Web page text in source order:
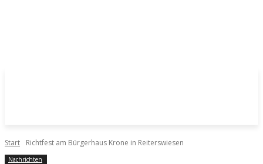
Start Richtfest am Bürgerhaus Krone in Reiterswiesen
Nachrichten